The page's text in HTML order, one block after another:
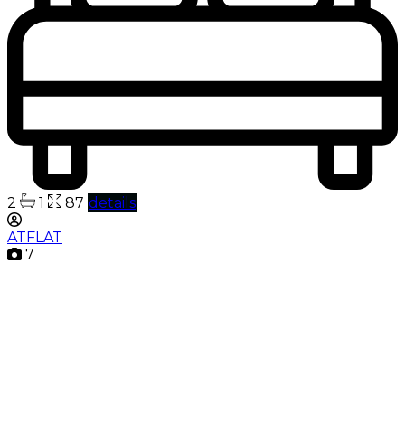
2 1 87 details
ATFLAT
7